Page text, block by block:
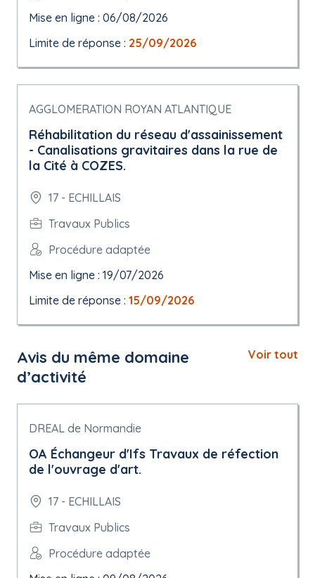
Mise en ligne : 06/08/2026
Limite de réponse : 25/09/2026
AGGLOMERATION ROYAN ATLANTIQUE
Réhabilitation du réseau d'assainissement
- Canalisations gravitaires dans la rue de
la Cité à COZES.
17 - ECHILLAIS
Travaux Publics
Procédure adaptée
Mise en ligne : 19/07/2026
Limite de réponse : 15/09/2026
Avis du même domaine
d’activité
Voir tout
DREAL de Normandie
OA Échangeur d'Ifs Travaux de réfection
de l'ouvrage d'art.
17 - ECHILLAIS
Travaux Publics
Procédure adaptée